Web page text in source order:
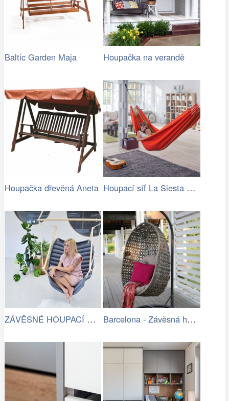
Baltic Garden Maja Houpačka na verandě
Houpačka dřevěná Aneta Houpací síť La Siesta Flora Family …
ZÁVĚSNÉ HOUPACÍ KŘESLO CHILLO, ŠEDÉ Barcelona - Závěsná houpačka (šedá)